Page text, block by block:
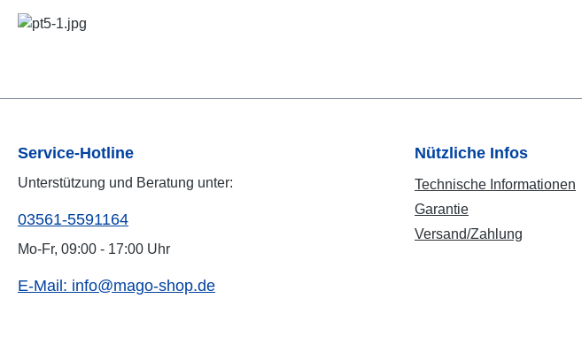
Service-Hotline
Unterstützung und Beratung unter:
03561-5591164
Mo-Fr, 09:00 - 17:00 Uhr
E-Mail: info@mago-shop.de
Nützliche Infos
Technische Informationen
Garantie
Versand/Zahlung